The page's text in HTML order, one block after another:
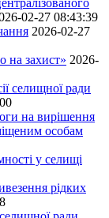
02-27 08:43:39
2026-02-27
захист» 2026-
селищної ради
на вирішення
особам
у селищі
рідких